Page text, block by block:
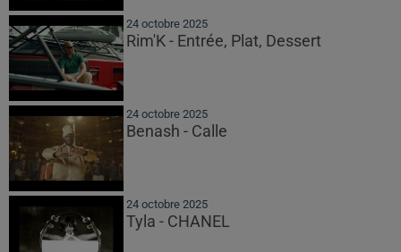
24 octobre 2025
Rim'K - Entrée, Plat, Dessert
24 octobre 2025
Benash - Calle
24 octobre 2025
Tyla - CHANEL